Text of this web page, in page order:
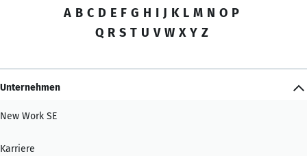
A B C D E F G H I J K L M N O P
Q R S T U V W X Y Z
Unternehmen
New Work SE
Karriere